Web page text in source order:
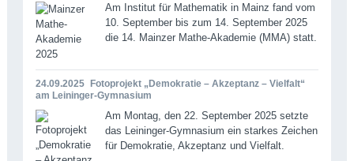
Am Institut für Mathematik in Mainz fand vom
10. September bis zum 14. September 2025
die 14. Mainzer Mathe-Akademie (MMA) statt.
24.09.2025 Fotoprojekt „Demokratie – Akzeptanz – Vielfalt“
am Leininger-Gymnasium
Am Montag, den 22. September 2025 setzte
das Leininger-Gymnasium ein starkes Zeichen
für Demokratie, Akzeptanz und Vielfalt.